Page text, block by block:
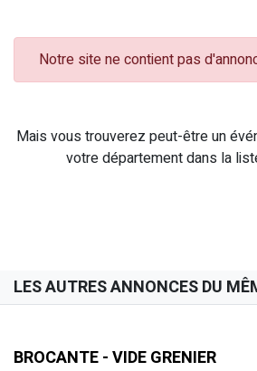
Notre site ne contient pas
Mais vous trouverez peut-être un
votre département dans la
LES AUTRES ANNONCES DU
BROCANTE - VIDE GRENIER